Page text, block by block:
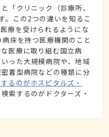
「クリニック（診療所、
。この2つの違いを知るこ
療を受けられるようにな
床を持つ医療機関のこと
医療に取り組む国立病
った大規模病院や、地域
着型病院などの種類に分
るのがホスピタルズ・
索するのがドクターズ・